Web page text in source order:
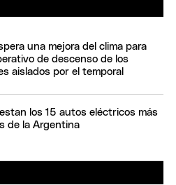
una mejora del clima para
de descenso de los
aislados por el temporal
los 15 autos eléctricos más
de la Argentina